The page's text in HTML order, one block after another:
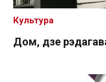
Дом, дзе
Культура